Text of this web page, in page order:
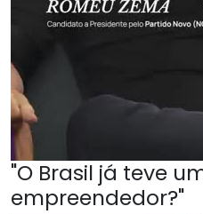
"O Brasil já teve
empreendedor?"